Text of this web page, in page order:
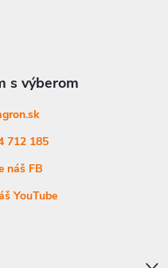
712 185
náš FB
YouTube